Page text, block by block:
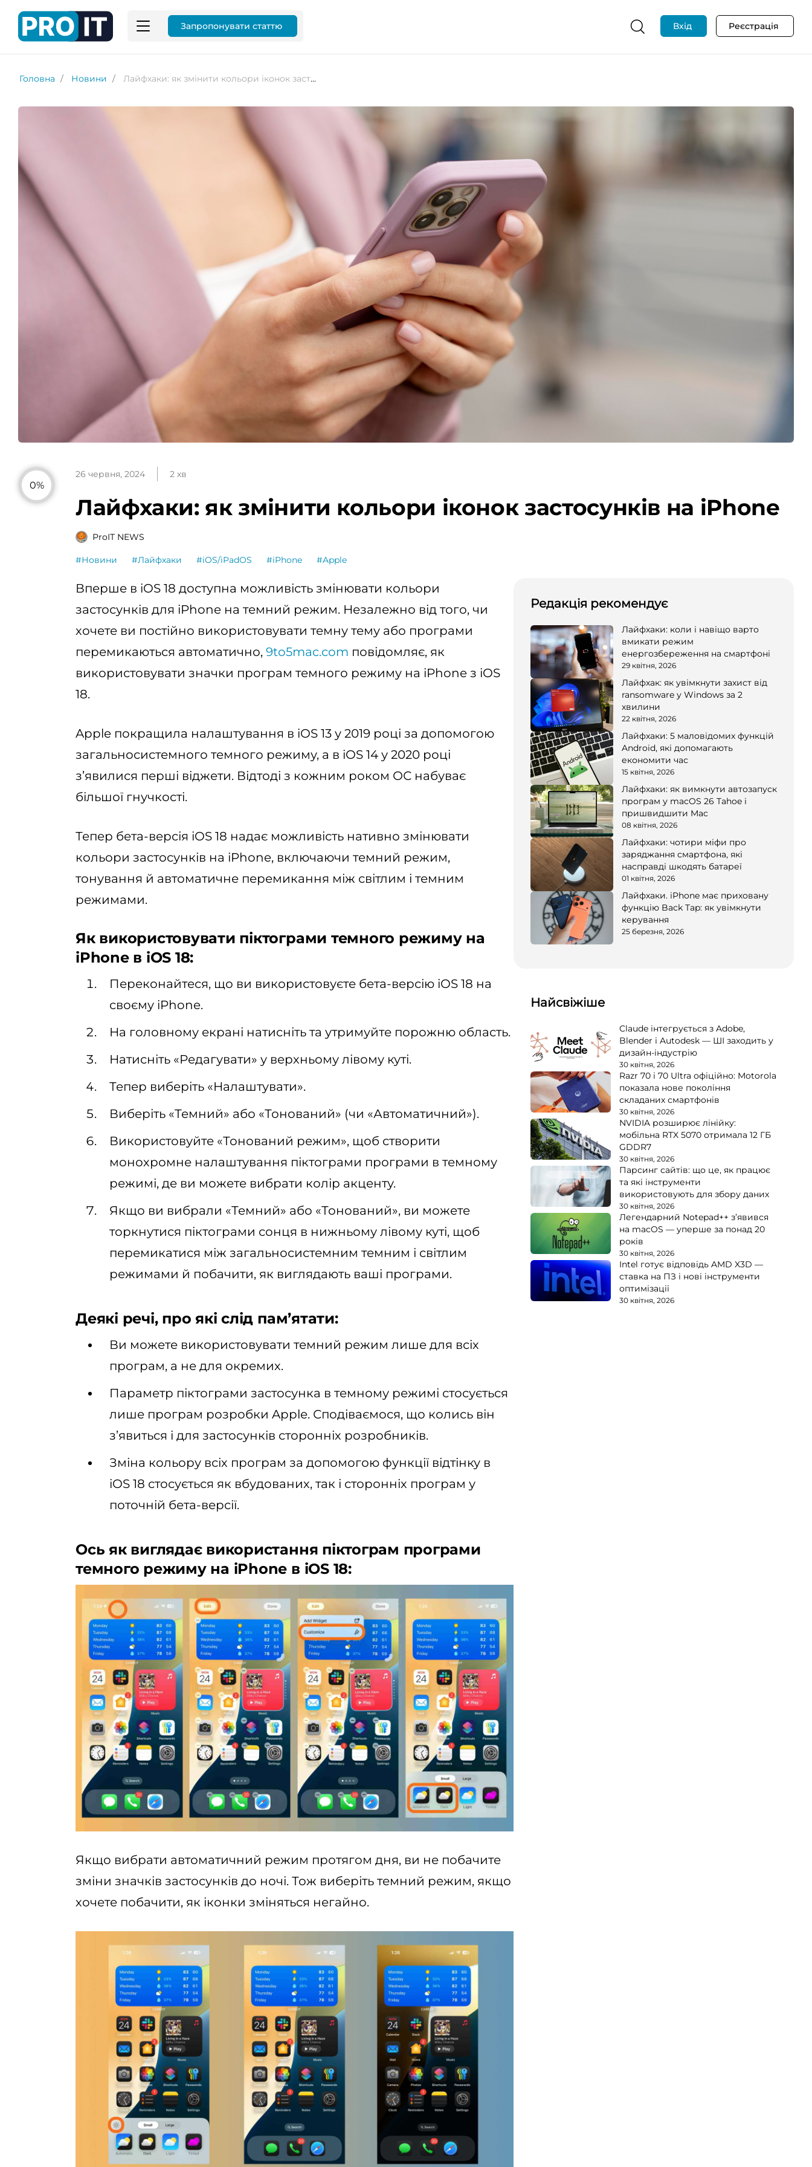
Запропонувати статтю Вхід Реєстрація
Головна Новини Лайфхаки: як змінити кольори іконок застосунків на iPhone
0%
26 червня, 2024 2 хв
Лайфхаки: як змінити кольори іконок застосунків на iPhone
ProIT NEWS
#Новини #Лайфхаки #iOS/iPadOS #iPhone #Apple
Вперше в iOS 18 доступна можливість змінювати кольори
застосунків для iPhone на темний режим. Незалежно від того, чи
хочете ви постійно використовувати темну тему або програми
перемикаються автоматично, 9to5mac.com повідомляє, як
використовувати значки програм темного режиму на iPhone з iOS
18.
Apple покращила налаштування в iOS 13 у 2019 році за допомогою
загальносистемного темного режиму, а в iOS 14 у 2020 році
з’явилися перші віджети. Відтоді з кожним роком ОС набуває
більшої гнучкості.
Тепер бета-версія iOS 18 надає можливість нативно змінювати
кольори застосунків на iPhone, включаючи темний режим,
тонування й автоматичне перемикання між світлим і темним
режимами.
Як використовувати піктограми темного режиму на
iPhone в iOS 18:
Переконайтеся, що ви використовуєте бета-версію iOS 18 на
своєму iPhone.
На головному екрані натисніть та утримуйте порожню область.
Натисніть «Редагувати» у верхньому лівому куті.
Тепер виберіть «Налаштувати».
Виберіть «Темний» або «Тонований» (чи «Автоматичний»).
Використовуйте «Тонований режим», щоб створити
монохромне налаштування піктограми програми в темному
режимі, де ви можете вибрати колір акценту.
Якщо ви вибрали «Темний» або «Тонований», ви можете
торкнутися піктограми сонця в нижньому лівому куті, щоб
перемикатися між загальносистемним темним і світлим
режимами й побачити, як виглядають ваші програми.
Деякі речі, про які слід пам’ятати:
Ви можете використовувати темний режим лише для всіх
програм, а не для окремих.
Параметр піктограми застосунка в темному режимі стосується
лише програм розробки Applе. Сподіваємося, що колись він
з’явиться і для застосунків сторонніх розробників.
Зміна кольору всіх програм за допомогою функції відтінку в
iOS 18 стосується як вбудованих, так і сторонніх програм у
поточній бета-версії.
Ось як виглядає використання піктограм програми
темного режиму на iPhone в iOS 18:
Якщо вибрати автоматичний режим протягом дня, ви не побачите
зміни значків застосунків до ночі. Тож виберіть темний режим, якщо
хочете побачити, як іконки зміняться негайно.
Редакція рекомендує
Лайфхаки: коли і навіщо варто
вмикати режим
енергозбереження на смартфоні
29 квітня, 2026
Лайфхак: як увімкнути захист від
ransomware у Windows за 2
хвилини
22 квітня, 2026
Лайфхаки: 5 маловідомих функцій
Android, які допомагають
економити час
15 квітня, 2026
Лайфхаки: як вимкнути автозапуск
програм у macOS 26 Tahoe і
пришвидшити Mac
08 квітня, 2026
Лайфхаки: чотири міфи про
заряджання смартфона, які
насправді шкодять батареї
01 квітня, 2026
Лайфхаки. iPhone має приховану
функцію Back Tap: як увімкнути
керування
25 березня, 2026
Найсвіжіше
Claude інтегрується з Adobe,
Blender і Autodesk — ШІ заходить у
дизайн-індустрію
30 квітня, 2026
Razr 70 і 70 Ultra офіційно: Motorola
показала нове покоління
складаних смартфонів
30 квітня, 2026
NVIDIA розширює лінійку:
мобільна RTX 5070 отримала 12 ГБ
GDDR7
30 квітня, 2026
Парсинг сайтів: що це, як працює
та які інструменти
використовують для збору даних
30 квітня, 2026
Легендарний Notepad++ з’явився
на macOS — уперше за понад 20
років
30 квітня, 2026
Intel готує відповідь AMD X3D —
ставка на ПЗ і нові інструменти
оптимізації
30 квітня, 2026